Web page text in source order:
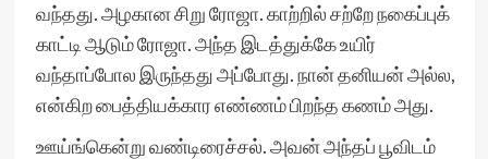
வந்தது. அழகான சிறு ரோஜா. காற்றில் சற்றே நகைப்புக்
காட்டி ஆடும் ரோஜா. அந்த இடத்துக்கே உயிர்
வந்தாப்போல இருந்தது அப்போது. நான் தனியன் அல்ல,
என்கிற பைத்தியக்கார எண்ணம் பிறந்த கணம் அது.
ஊய்ங்கென்று வண்டிரைச்சல். அவன் அந்தப் பூவிடம்